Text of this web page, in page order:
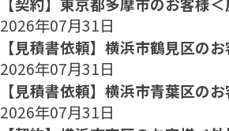
2026年07月31日
【見積書依頼】横浜市鶴見区の
2026年07月31日
【見積書依頼】横浜市青葉区の
2026年07月31日